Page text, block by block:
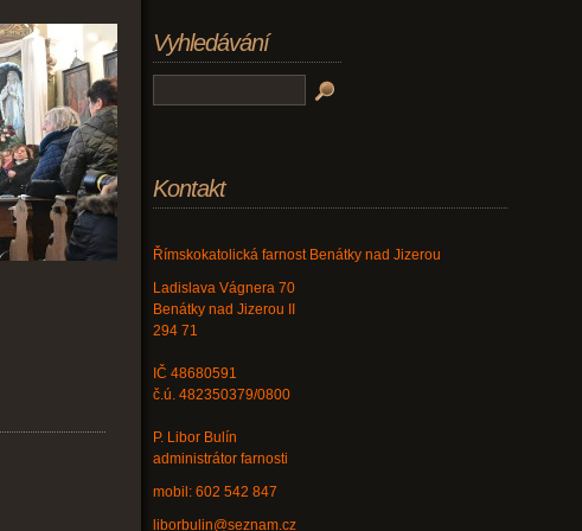
Vyhledávání
Kontakt
Římskokatolická farnost Benátky nad Jizerou
Ladislava Vágnera 70
Benátky nad Jizerou II
294 71
IČ 48680591
č.ú. 482350379/0800
P. Libor Bulín
administrátor farnosti
mobil: 602 542 847
liborbulin@seznam.cz